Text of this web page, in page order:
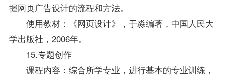
握网页广告设计的流程和方法。
使用教材：《网页设计》，于淼编著，中国人民大
学出版社，2006年。
15.专题创作
课程内容：综合所学专业，进行基本的专业训练，